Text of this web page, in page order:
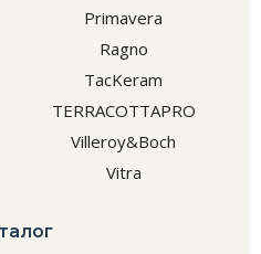
Primavera
Ragno
TacKeram
TERRACOTTAPRO
Villeroy&Boch
Vitra